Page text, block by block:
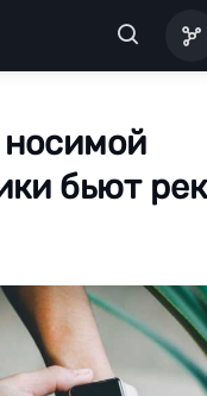
бьют